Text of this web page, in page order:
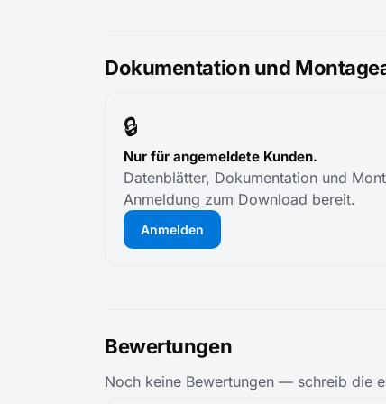
Dokumentation und
🔒
Nur für angemeldete Kunden.
Datenblätter, Dokumentation und
Anmeldung zum Download bereit.
Anmelden
Bewertungen
Noch keine Bewertungen — schreib die